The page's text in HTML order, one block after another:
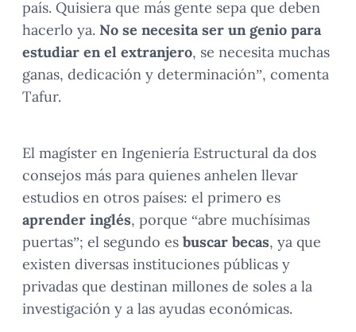
país. Quisiera que más gente sepa que deben
hacerlo ya. No se necesita ser un genio para
estudiar en el extranjero, se necesita muchas
ganas, dedicación y determinación”, comenta
Tafur.
El magíster en Ingeniería Estructural da dos
consejos más para quienes anhelen llevar
estudios en otros países: el primero es
aprender inglés, porque “abre muchísimas
puertas”; el segundo es buscar becas, ya que
existen diversas instituciones públicas y
privadas que destinan millones de soles a la
investigación y a las ayudas económicas.